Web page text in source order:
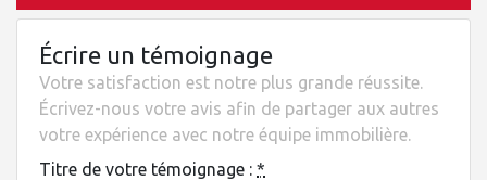
Écrire un témoignage
Votre satisfaction est notre plus grande réussite.
Écrivez-nous votre avis afin de partager aux autres
votre expérience avec notre équipe immobilière.
Titre de votre témoignage : *